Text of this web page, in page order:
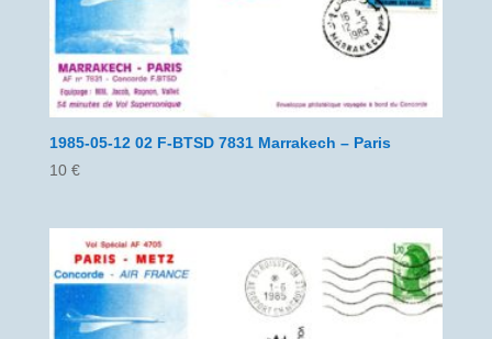
1985-05-12 02 F-BTSD 7831 Marrakech – Paris
10 €